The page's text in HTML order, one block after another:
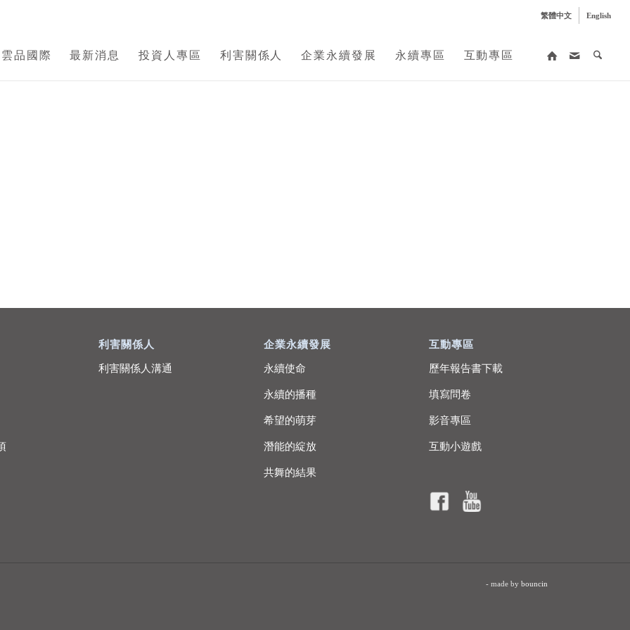
繁體中文 English
品國際 最新消息 投資人專區 利害關係人 企業永續發展 永續專區 互動專區
利害關係人
利害關係人溝通
企業永續發展
永續使命
永續的播種
希望的萌芽
潛能的綻放
共舞的結果
互動專區
歷年報告書下載
填寫問卷
影音專區
互動小遊戲
- made by bouncin